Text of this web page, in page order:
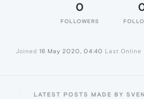
0
FOLLOWERS
Joined 16 May 2020, 04:40 Last Online
LATEST POSTS MADE BY